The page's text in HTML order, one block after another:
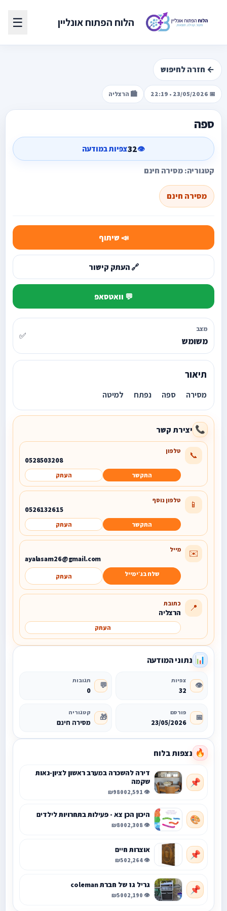
הלוח הפתוח אונליין ☰
← חזרה לחיפוש
📅 23/05/2026 • 22:19 🏙️ הרצליה
ספה
👁️
32צפיות במודעה
קטגוריה: מסירה חינם
מסירה חינם
📣 שיתוף
🔗 העתק קישור
💬 וואטסאפ
מצב
משומש ✅
תיאור
מסירה ספה נפתח למיטה
📞 יצירת קשר
📞 טלפון
0528503208
התקשר העתק
📱 טלפון נוסף
0526132615
התקשר העתק
✉️ מייל
ayalasam26@gmail.com
שלח בג׳ימייל העתק
📍 כתובת
הרצליה
העתק
📊 נתוני המודעה
👁️ צפיות
32
💬 תגובות
0
📅 פורסם
23/05/2026
🎁 קטגוריה
מסירה חינם
🔥 נצפות בלוח
📌
דירה להשכרה במערב ראשון לציון-נאות
שקמה
👁️ 2,591
₪9800
🎨 היכון הכן צא - פעילות בתחרויות לילדים
👁️ 2,308
₪800
📌 אוצרות חיים
👁️ 2,264
₪50
📌 גריל גז של חברת coleman
👁️ 2,190
₪500